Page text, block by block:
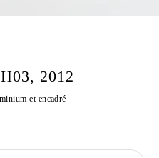
2012
et encadré